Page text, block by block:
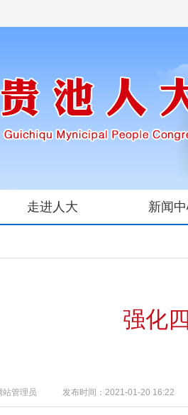
走进人大 新闻
强化
站管理员 发布时间：2021-01-20 16:22